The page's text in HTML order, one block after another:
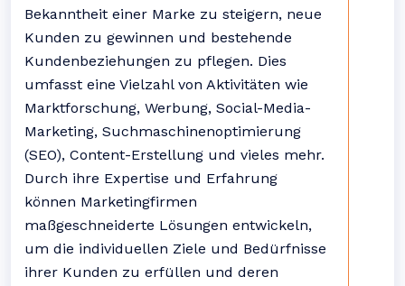
Bekanntheit einer Marke zu steigern, neue
Kunden zu gewinnen und bestehende
Kundenbeziehungen zu pflegen. Dies
umfasst eine Vielzahl von Aktivitäten wie
Marktforschung, Werbung, Social-Media-
Marketing, Suchmaschinenoptimierung
(SEO), Content-Erstellung und vieles mehr.
Durch ihre Expertise und Erfahrung
können Marketingfirmen
maßgeschneiderte Lösungen entwickeln,
um die individuellen Ziele und Bedürfnisse
ihrer Kunden zu erfüllen und deren